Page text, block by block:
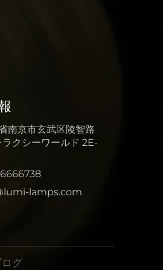
南京市玄武区陵智路
クシーワールド 2E-
lamps.com
グ